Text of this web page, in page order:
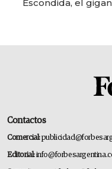
Escondida, el
Contactos
Comercial:
Editorial: